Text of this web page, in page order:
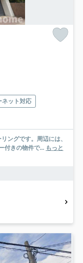
ネット対応
ングです。周辺には、
付きの物件で... もっと